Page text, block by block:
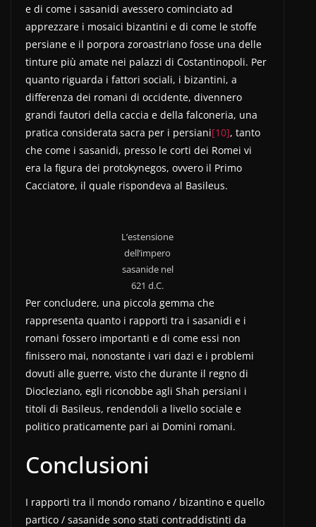
e di come i sasanidi avessero cominciato ad
apprezzare i mosaici bizantini e di come le stoffe
persiane e il porpora zoroastriano fosse una delle
tinture più amate nei palazzi di Costantinopoli. Per
quanto riguarda i fattori sociali, i bizantini, a
differenza dei romani di occidente, divennero
grandi fautori della caccia e della falconeria, una
pratica considerata sacra per i persiani[10], tanto
che come i sasanidi, presso le corti dei Romei vi
era la figura dei protokynegos, ovvero il Primo
Cacciatore, il quale rispondeva al Basileus.
L’estensione
dell’impero
sasanide nel
621 d.C.
Per concludere, una piccola gemma che
rappresenta quanto i rapporti tra i sasanidi e i
romani fossero importanti e di come essi non
finissero mai, nonostante i vari dazi e i problemi
dovuti alle guerre, visto che durante il regno di
Diocleziano, egli riconobbe agli Shah persiani i
titoli di Basileus, rendendoli a livello sociale e
politico praticamente pari ai Domini romani.
Conclusioni
I rapporti tra il mondo romano / bizantino e quello
partico / sasanide sono stati contraddistinti da